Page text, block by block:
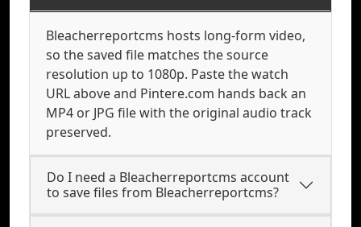
Bleacherreportcms hosts long-form video,
so the saved file matches the source
resolution up to 1080p. Paste the watch
URL above and Pintere.com hands back an
MP4 or JPG file with the original audio track
preserved.
Do I need a Bleacherreportcms account
to save files from Bleacherreportcms?